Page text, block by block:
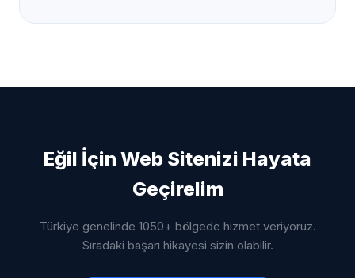
Eğil İçin Web Sitenizi Hayata
Geçirelim
Türkiye genelinde 1050+ bölgede hizmet veriyoruz.
Sıradaki başarı hikayesi sizin olabilir.